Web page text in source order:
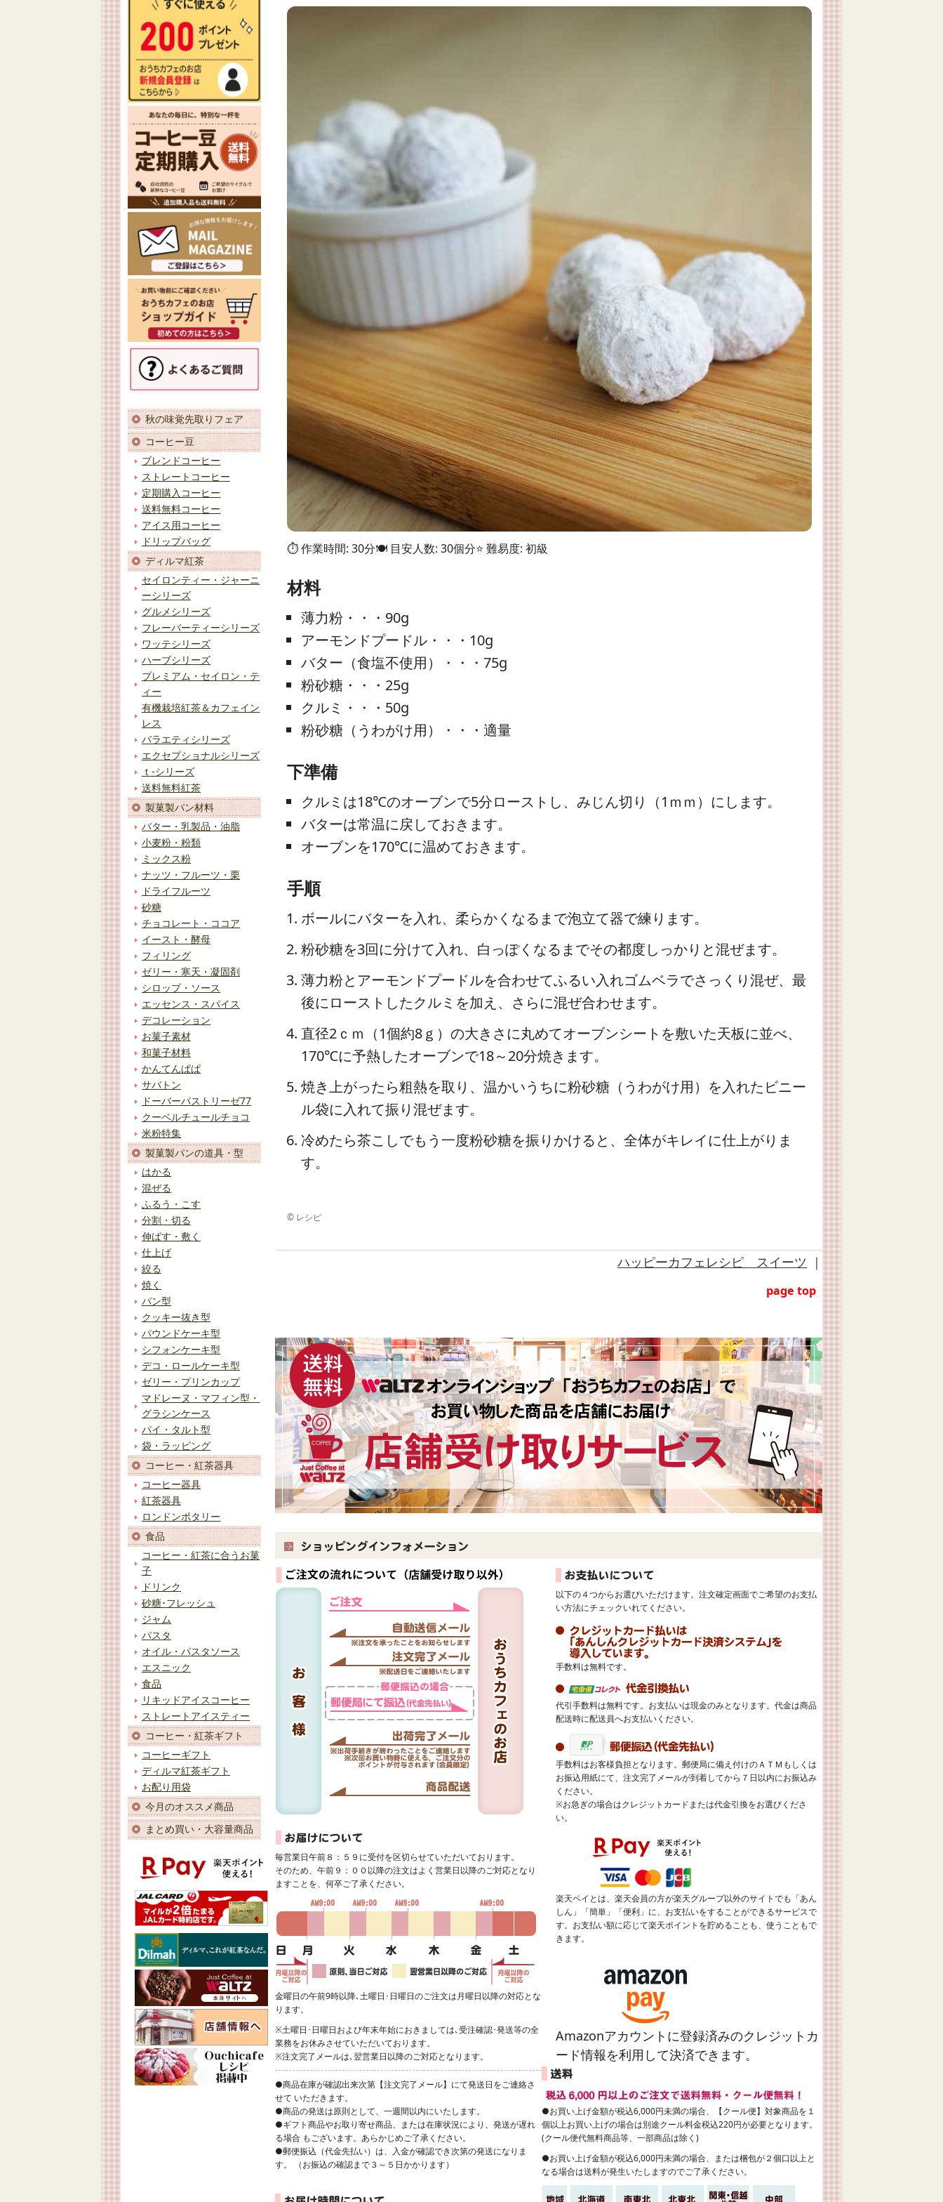
秋の味覚先取りフェア
コーヒー豆
ブレンドコーヒー
ストレートコーヒー
定期購入コーヒー
送料無料コーヒー
アイス用コーヒー
ドリップバッグ
ディルマ紅茶
セイロンティー・ジャーニ
ーシリーズ
グルメシリーズ
フレーバーティーシリーズ
ワッテシリーズ
ハーブシリーズ
プレミアム・セイロン・テ
ィー
有機栽培紅茶＆カフェイン
レス
バラエティシリーズ
エクセプショナルシリーズ
ｔ-シリーズ
送料無料紅茶
製菓製パン材料
バター・乳製品・油脂
小麦粉・粉類
ミックス粉
ナッツ・フルーツ・栗
ドライフルーツ
砂糖
チョコレート・ココア
イースト・酵母
フィリング
ゼリー・寒天・凝固剤
シロップ・ソース
エッセンス・スパイス
デコレーション
お菓子素材
和菓子材料
かんてんぱぱ
サバトン
ドーバーパストリーゼ77
クーベルチュールチョコ
米粉特集
製菓製パンの道具・型
はかる
混ぜる
ふるう・こす
分割・切る
伸ばす・敷く
仕上げ
絞る
焼く
パン型
クッキー抜き型
パウンドケーキ型
シフォンケーキ型
デコ・ロールケーキ型
ゼリー・プリンカップ
マドレーヌ・マフィン型・
グラシンケース
パイ・タルト型
袋・ラッピング
コーヒー・紅茶器具
コーヒー器具
紅茶器具
ロンドンポタリー
食品
コーヒー・紅茶に合うお菓
子
ドリンク
砂糖･フレッシュ
ジャム
パスタ
オイル・パスタソース
エスニック
食品
リキッドアイスコーヒー
ストレートアイスティー
コーヒー・紅茶ギフト
コーヒーギフト
ディルマ紅茶ギフト
お配り用袋
今月のオススメ商品
まとめ買い・大容量商品
⏱ 作業時間: 30分🍽 目安人数: 30個分⭐ 難易度: 初級
材料
薄力粉・・・90g
アーモンドプードル・・・10g
バター（食塩不使用）・・・75g
粉砂糖・・・25g
クルミ・・・50g
粉砂糖（うわがけ用）・・・適量
下準備
クルミは18℃のオーブンで5分ローストし、みじん切り（1ｍｍ）にします。
バターは常温に戻しておきます。
オーブンを170℃に温めておきます。
手順
ボールにバターを入れ、柔らかくなるまで泡立て器で練ります。
粉砂糖を3回に分けて入れ、白っぽくなるまでその都度しっかりと混ぜます。
薄力粉とアーモンドプードルを合わせてふるい入れゴムベラでさっくり混ぜ、最
後にローストしたクルミを加え、さらに混ぜ合わせます。
直径2ｃｍ（1個約8ｇ）の大きさに丸めてオーブンシートを敷いた天板に並べ、
170℃に予熱したオーブンで18～20分焼きます。
焼き上がったら粗熱を取り、温かいうちに粉砂糖（うわがけ用）を入れたビニー
ル袋に入れて振り混ぜます。
冷めたら茶こしでもう一度粉砂糖を振りかけると、全体がキレイに仕上がりま
す。
© レシピ
ハッピーカフェレシピ スイーツ ｜
page top
毎営業日午前８：５９に受付を区切らせていただいております。
そのため、午前９：００以降の注文はよく営業日以降のご対応となり
ますことを、何卒ご了承ください。
金曜日の午前9時以降､土曜日･日曜日のご注文は月曜日以降の対応とな
ります。
※土曜日･日曜日および年末年始におきましては､受注確認･発送等の全
業務をお休みさせていただいております。
※注文完了メールは､翌営業日以降のご対応となります。
●商品在庫が確認出来次第【注文完了メール】にて発送日をご連絡さ
せて いただきます。
●商品の発送は原則として、一週間以内にいたします。
●ギフト商品やお取り寄せ商品、または在庫状況により、発送が遅れ
る場合 もございます。あらかじめご了承ください。
●郵便振込（代金先払い）は、入金が確認でき次第の発送になりま
す。 （お振込の確認まで３～５日かかります）
以下の４つからお選びいただけます。注文確定画面でご希望のお支払
い方法にチェックいれてください。
手数料は無料です。
代引手数料は無料です。お支払いは現金のみとなります。代金は商品
配送時に配送員へお支払いください。
手数料はお客様負担となります。郵便局に備え付けのＡＴＭもしくは
お振込用紙にて、注文完了メールが到着してから７日以内にお振込み
ください。
※お急ぎの場合はクレジットカードまたは代金引換をお選びくださ
い。
楽天ペイとは、楽天会員の方が楽天グループ以外のサイトでも「あん
しん」「簡単」「便利」に、お支払いをすることができるサービスで
す。お支払い額に応じて楽天ポイントを貯めることも、使うこともで
きます。
Amazonアカウントに登録済みのクレジットカ
ード情報を利用して決済できます。
●お買い上げ金額が税込6,000円未満の場合、【クール便】対象商品を１
個以上お買い上げの場合は別途クール料金税込220円が必要となります。
(クール便代無料商品等、一部商品は除く)
●お買い上げ金額が税込6,000円未満の場合、または梱包が２個口以上と
なる場合は送料が発生いたしますのでご了承ください。